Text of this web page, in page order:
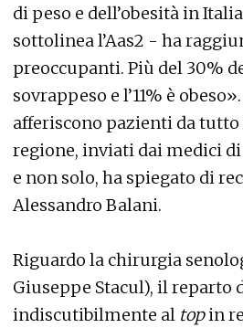
di peso e dell’obesità in
sottolinea l’Aas2 - ha
preoccupanti. Più del 30%
sovrappeso e l’11% è
afferiscono pazienti da tutto
regione, inviati dai medici
e non solo, ha spiegato di
Alessandro Balani.
Riguardo la chirurgia
Giuseppe Stacul), il reparto
indiscutibilmente al topin